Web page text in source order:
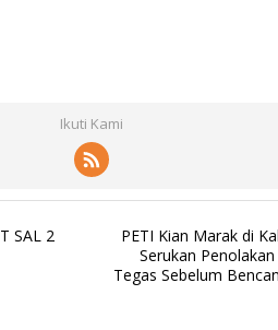
Ikuti Kami
SAL 2
PETI Kian Marak di
Serukan
Tegas Sebelum